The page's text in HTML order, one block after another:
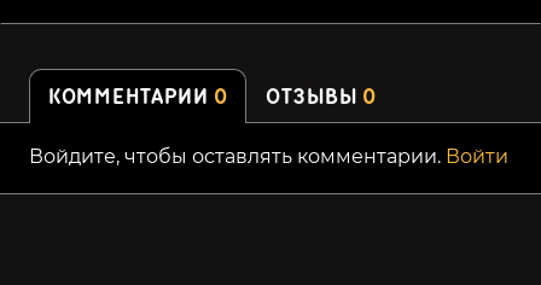
КОММЕНТАРИИ 0 ОТЗЫВЫ 0
Войдите, чтобы оставлять комментарии. Войти